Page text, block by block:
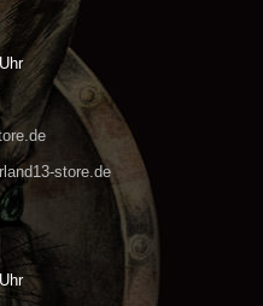
store.de